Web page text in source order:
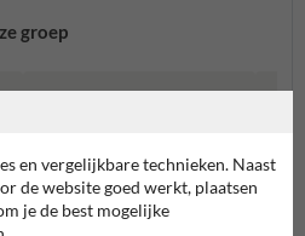
groep
en vergelijkbare technieken. Naast
de website goed werkt, plaatsen
je de best mogelijke